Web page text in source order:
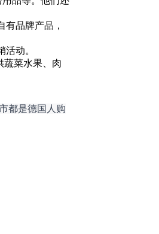
有品牌产品，
动。
蔬菜水果、肉
都是德国人购